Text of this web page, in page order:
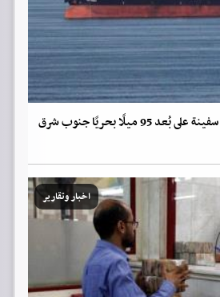
انفجار عنيف بالقرب من سفينة على بُعد 95 ميلًا بحريًا جنوب شرق
اخبار وتقارير